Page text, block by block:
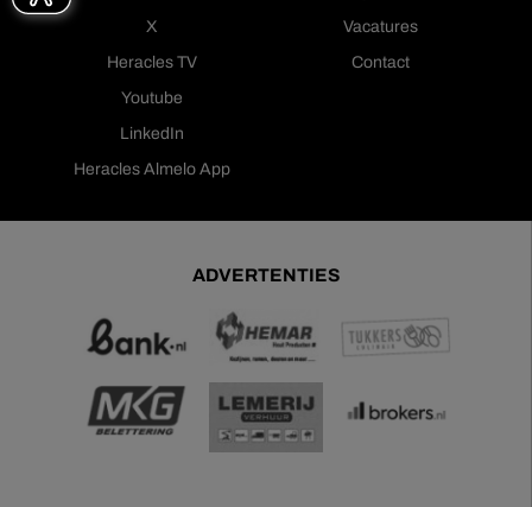
X
Heracles TV
Youtube
LinkedIn
Heracles Almelo App
Vacatures
Contact
ADVERTENTIES